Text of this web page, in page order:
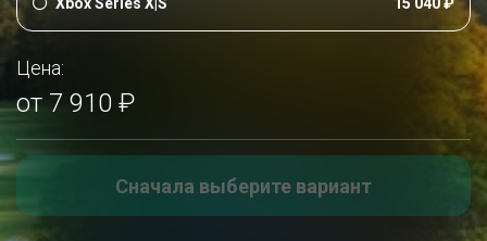
Цена:
от 7 910 ₽
Сначала выберите вариант